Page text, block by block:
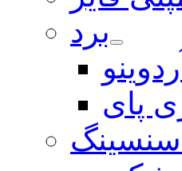
برد
آردوینو
پای